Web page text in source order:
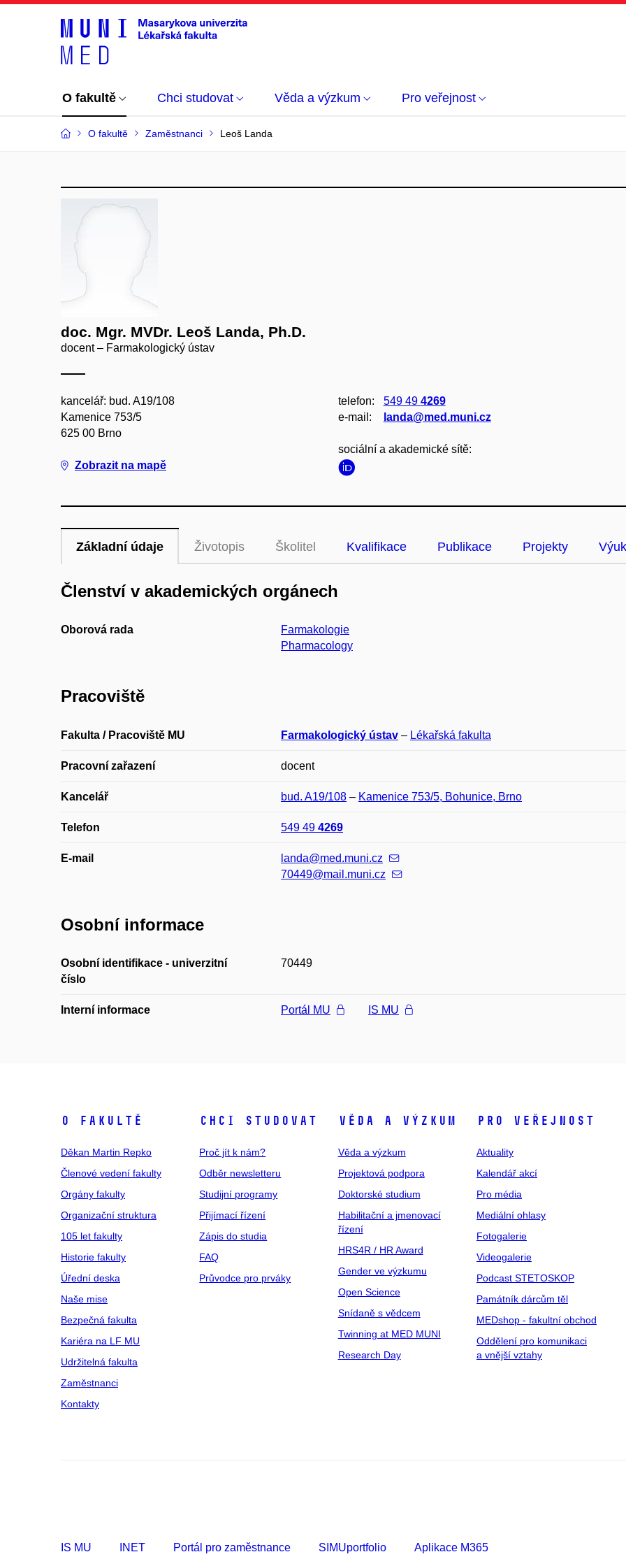
O fakultě Chci studovat Věda a výzkum Pro veřejnost
O fakultě Zaměstnanci Leoš Landa
doc. Mgr. MVDr. Leoš Landa, Ph.D.
docent – Farmakologický ústav
kancelář: bud. A19/108
Kamenice 753/5
625 00 Brno
Zobrazit na mapě
telefon: 549 49 4269
e‑mail:
landa@med.muni.cz
sociální a akademické sítě:
Základní údaje Životopis Školitel Kvalifikace Publikace Projekty
Členství v akademických orgánech
Oborová rada
Farmakologie
Pharmacology
Pracoviště
Fakulta / Pracoviště MU Farmakologický ústav – Lékařská fakulta
Pracovní zařazení docent
Kancelář bud. A19/108 – Kamenice 753/5, Bohunice, Brno
Telefon 549 49 4269
E-mail
landa@med.muni.cz
70449@mail.muni.cz
Osobní informace
Osobní identifikace - univerzitní
číslo
70449
Interní informace Portál MU IS MU
O fakultě
Děkan Martin Repko
Členové vedení fakulty
Orgány fakulty
Organizační struktura
105 let fakulty
Historie fakulty
Úřední deska
Naše mise
Bezpečná fakulta
Kariéra na LF MU
Udržitelná fakulta
Zaměstnanci
Kontakty
Chci studovat
Proč jít k nám?
Odběr newsletteru
Studijní programy
Přijímací řízení
Zápis do studia
FAQ
Průvodce pro prváky
Věda a výzkum
Věda a výzkum
Projektová podpora
Doktorské studium
Habilitační a jmenovací
řízení
HRS4R / HR Award
Gender ve výzkumu
Open Science
Snídaně s vědcem
Twinning at MED MUNI
Research Day
Pro veřejnost
Aktuality
Kalendář akcí
Pro média
Mediální ohlasy
Fotogalerie
Videogalerie
Podcast STETOSKOP
Památník dárcům těl
MEDshop - fakultní obchod
Oddělení pro komunikaci
a vnější vztahy
IS MU INET Portál pro zaměstnance SIMUportfolio Aplikace M365